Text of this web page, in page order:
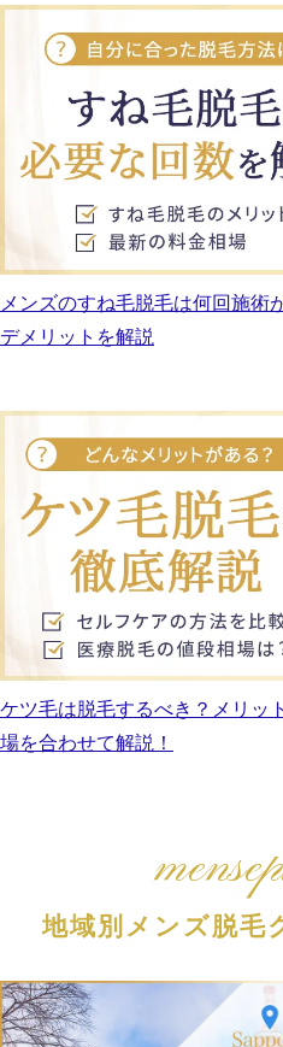
メンズのすね毛脱毛は何回施術
デメリットを解説
ケツ毛は脱毛するべき？メリッ
場を合わせて解説！
地域別メンズ脱毛